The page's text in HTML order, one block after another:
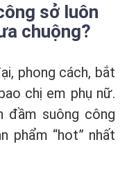
sở luôn
chuộng?
phong cách, bắt
chị em phụ nữ.
đầm suông công
phẩm “hot” nhất